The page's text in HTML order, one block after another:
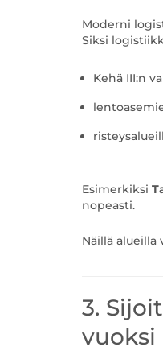
Moderni
Siksi
Kehä III:n
Esimerkiksi
nopeasti.
Näillä alueilla
3.
vuoksi